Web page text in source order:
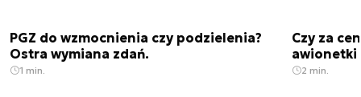
PGZ do wzmocnienia czy podzielenia?
Ostra wymiana zdań.
1 min.
Czy za
awionetki
2 min.